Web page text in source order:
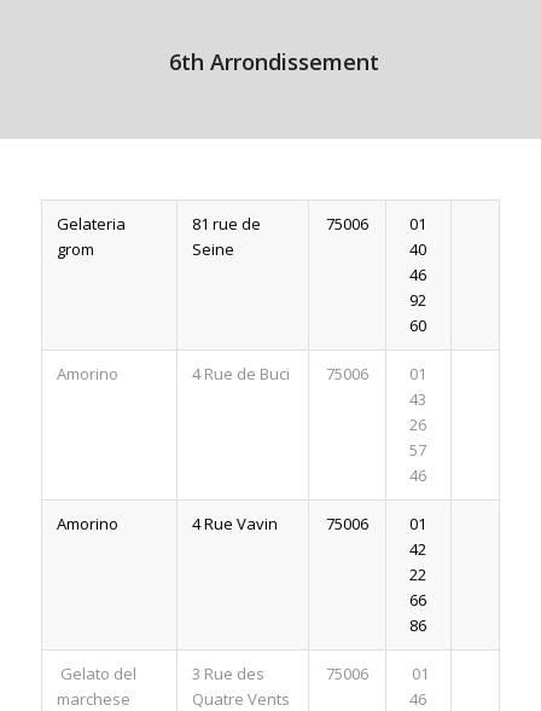
6th Arrondissement
Gelateria
grom
81 rue de
Seine
75006
01
40
46
92
60
Amorino 4 Rue de Buci 75006
01
43
26
57
46
Amorino 4 Rue Vavin 75006
01
42
22
66
86
Gelato del
marchese
3 Rue des
Quatre Vents
75006
01
46